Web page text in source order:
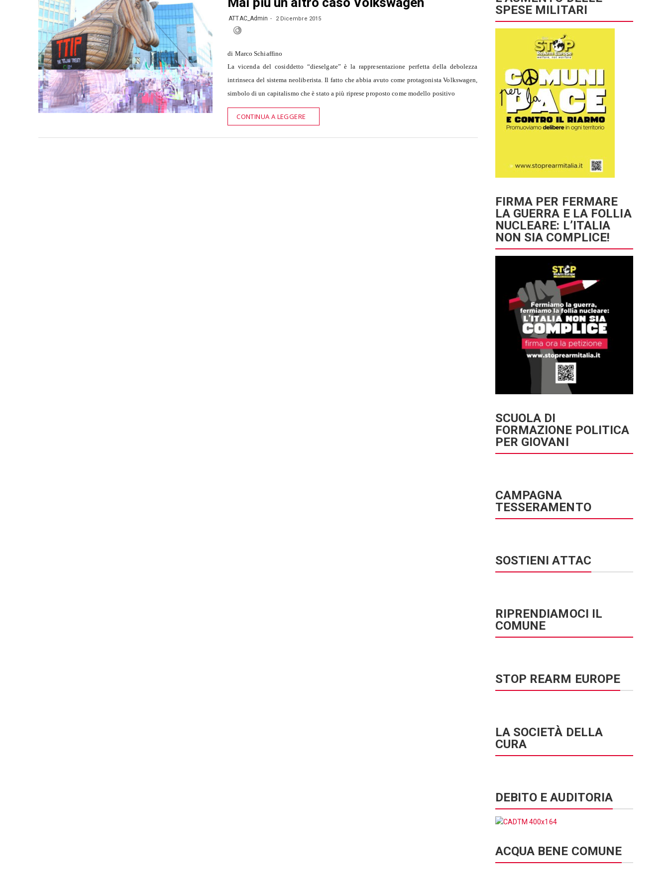
ATTAC_Admin 2 Dicembre 2015
di Marco Schiaffino
La vicenda del cosiddetto “dieselgate” è la rappresentazione perfetta della debolezza
intrinseca del sistema neoliberista. Il fatto che abbia avuto come protagonista Volkswagen,
simbolo di un capitalismo che è stato a più riprese proposto come modello positivo
CONTINUA A LEGGERE
SPESE MILITARI
FIRMA PER FERMARE
LA GUERRA E LA FOLLIA
NUCLEARE: L’ITALIA
NON SIA COMPLICE!
SCUOLA DI
FORMAZIONE POLITICA
PER GIOVANI
CAMPAGNA
TESSERAMENTO
SOSTIENI ATTAC
RIPRENDIAMOCI IL
COMUNE
STOP REARM EUROPE
LA SOCIETÀ DELLA
CURA
DEBITO E AUDITORIA
ACQUA BENE COMUNE